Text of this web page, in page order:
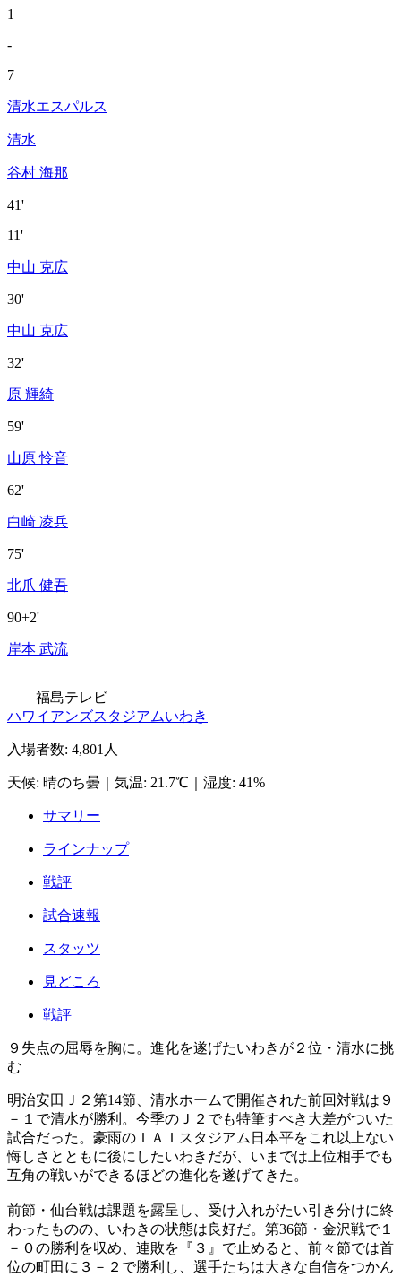
1
-
7
清水エスパルス
清水
谷村 海那
41'
11'
中山 克広
30'
中山 克広
32'
原 輝綺
59'
山原 怜音
62'
白崎 凌兵
75'
北爪 健吾
90+2'
岸本 武流
福島テレビ
ハワイアンズスタジアムいわき
入場者数: 4,801人
天候: 晴のち曇 気温: 21.7℃ 湿度: 41%
サマリー
ラインナップ
戦評
試合速報
スタッツ
見どころ
戦評
９失点の屈辱を胸に。進化を遂げたいわきが２位・清水に挑
む
明治安田Ｊ２第14節、清水ホームで開催された前回対戦は９
－１で清水が勝利。今季のＪ２でも特筆すべき大差がついた
試合だった。豪雨のＩＡＩスタジアム日本平をこれ以上ない
悔しさとともに後にしたいわきだが、いまでは上位相手でも
互角の戦いができるほどの進化を遂げてきた。
前節・仙台戦は課題を露呈し、受け入れがたい引き分けに終
わったものの、いわきの状態は良好だ。第36節・金沢戦で１
－０の勝利を収め、連敗を『３』で止めると、前々節では首
位の町田に３－２で勝利し、選手たちは大きな自信をつかん